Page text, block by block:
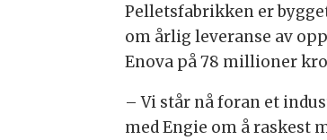
Pelletsfabrikken er
om årlig leveranse av
Enova på 78 millioner
– Vi står nå foran et
med Engie om å raskest